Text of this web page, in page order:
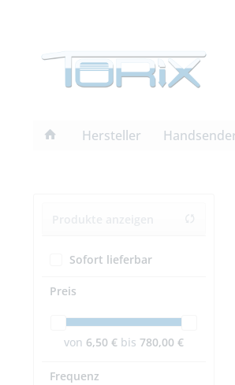
Hersteller
Sofort lieferbar
Preis
von 6,50 € bis 780,00 €
Frequenz